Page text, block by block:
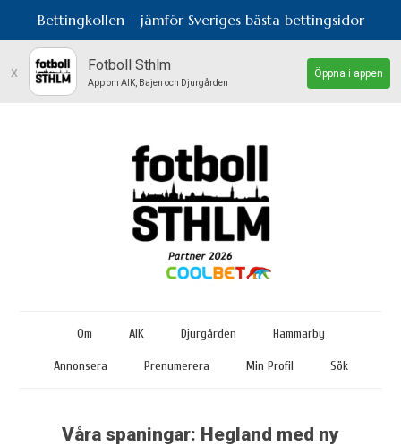
Bettingkollen – jämför Sveriges bästa bettingsidor
x Fotboll Sthlm
App om AIK, Bajen och Djurgården
Öppna i appen
Om AIK Djurgården Hammarby
Annonsera Prenumerera Min Profil Sök
Våra spaningar: Hegland med ny